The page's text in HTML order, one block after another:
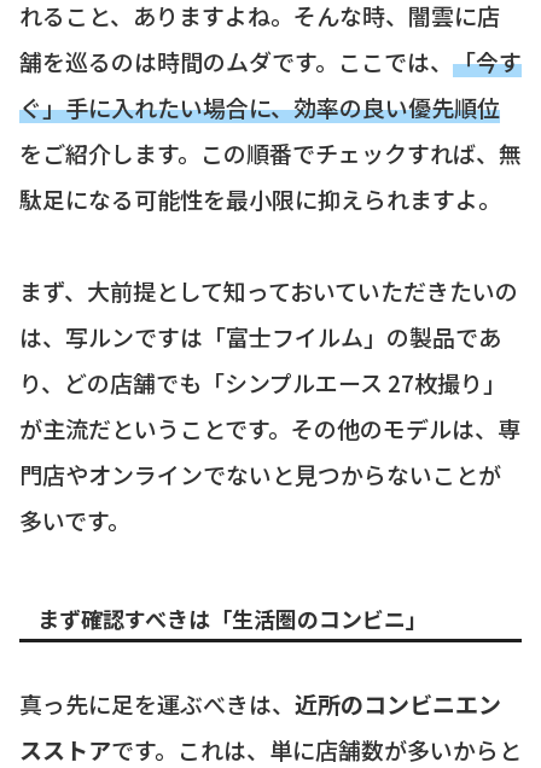
れること、ありますよね。そんな時、闇雲に店
舗を巡るのは時間のムダです。ここでは、 「今す
ぐ」手に入れたい場合に、効率の良い優先順位
をご紹介します。この順番でチェックすれば、無
駄足になる可能性を最小限に抑えられますよ。
まず、大前提として知っておいていただきたいの
は、写ルンですは「富士フイルム」の製品であ
り、どの店舗でも「シンプルエース 27枚撮り」
が主流だということです。その他のモデルは、専
門店やオンラインでないと見つからないことが
多いです。
まず確認すべきは「生活圏のコンビニ」
真っ先に足を運ぶべきは、 近所のコンビニエン
スストアです。これは、単に店舗数が多いからと